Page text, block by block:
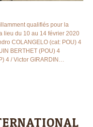
qualifiés pour la
lieu du 10 au 14 février 2020
COLANGELO (cat: POU) 4
BERTHET (POU) 4
4 / Victor GIRARDIN…